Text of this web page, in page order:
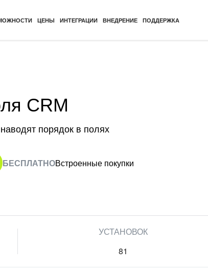
ЦЕНЫ ИНТЕГРАЦИИ ВНЕДРЕНИЕ ПОДДЕРЖКА
CRM
порядок в полях
БЕСПЛАТНОВстроенные покупки
УСТАНОВОК
81